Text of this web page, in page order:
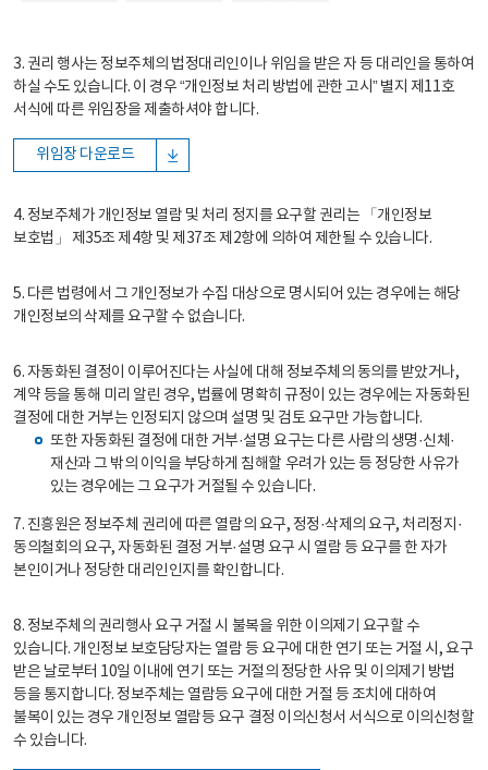
3. 권리 행사는 정보주체의 법정대리인이나 위임을 받은 자 등 대리인을 통하여
하실 수도 있습니다. 이 경우 “개인정보 처리 방법에 관한 고시” 별지 제11호
서식에 따른 위임장을 제출하셔야 합니다.
위임장 다운로드
4. 정보주체가 개인정보 열람 및 처리 정지를 요구할 권리는 「개인정보
보호법」 제35조 제4항 및 제37조 제2항에 의하여 제한될 수 있습니다.
5. 다른 법령에서 그 개인정보가 수집 대상으로 명시되어 있는 경우에는 해당
개인정보의 삭제를 요구할 수 없습니다.
6. 자동화된 결정이 이루어진다는 사실에 대해 정보주체의 동의를 받았거나,
계약 등을 통해 미리 알린 경우, 법률에 명확히 규정이 있는 경우에는 자동화된
결정에 대한 거부는 인정되지 않으며 설명 및 검토 요구만 가능합니다.
또한 자동화된 결정에 대한 거부·설명 요구는 다른 사람의 생명·신체·
재산과 그 밖의 이익을 부당하게 침해할 우려가 있는 등 정당한 사유가
있는 경우에는 그 요구가 거절될 수 있습니다.
7. 진흥원은 정보주체 권리에 따른 열람의 요구, 정정·삭제의 요구, 처리정지·
동의철회의 요구, 자동화된 결정 거부·설명 요구 시 열람 등 요구를 한 자가
본인이거나 정당한 대리인인지를 확인합니다.
8. 정보주체의 권리행사 요구 거절 시 불복을 위한 이의제기 요구할 수
있습니다. 개인정보 보호담당자는 열람 등 요구에 대한 연기 또는 거절 시, 요구
받은 날로부터 10일 이내에 연기 또는 거절의 정당한 사유 및 이의제기 방법
등을 통지합니다. 정보주체는 열람등 요구에 대한 거절 등 조치에 대하여
불복이 있는 경우 개인정보 열람등 요구 결정 이의신청서 서식으로 이의신청할
수 있습니다.